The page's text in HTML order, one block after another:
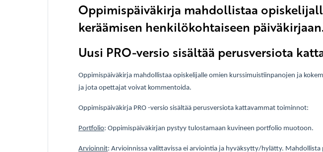
Oppimispäiväkirja mahdollistaa
keräämisen henkilökohtaiseen
Uusi PRO-versio sisältää perusversiota
Oppimispäiväkirja mahdollistaa opiskelijalle omien kurssimuistiinpanojen ja
ja jota opettajat voivat kommentoida.
Oppimispäiväkirja PRO -versio sisältää perusversiota kattavammat toiminnot:
Portfolio: Oppimispäiväkirjan pystyy tulostamaan kuvineen portfolio muotoon.
Arvioinnit: Arvioinnissa valittavissa ei arviointia ja hyväksytty/hylätty.